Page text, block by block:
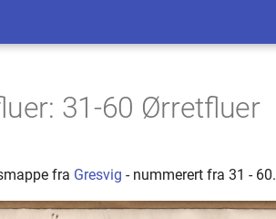
31-60 Ørretfluer
fra Gresvig - nummerert fra 31 - 60.